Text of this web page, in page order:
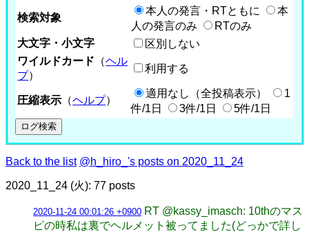
検索対象
本人の発言・RTともに
本
人の発言のみ
RTのみ
大文字・小文字
区別しない
ワイルドカード （ヘル
プ）
利用する
圧縮表示 （ヘルプ）
適用なし（全投稿表示）
1
件/1日
3件/1日 5件/1日
Back to the list @h_hiro_'s posts on 2020_11_24
2020_11_24 (火): 77 posts
2020-11-24 00:01:26 +0900 RT @kassy_imasch: 10thのマス
ピの時私は裏でヘルメット被ってました(どっかで詳し